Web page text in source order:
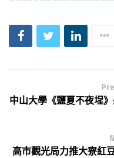
中山大學《鹽夏不夜埕
高市觀光局力推大寮紅